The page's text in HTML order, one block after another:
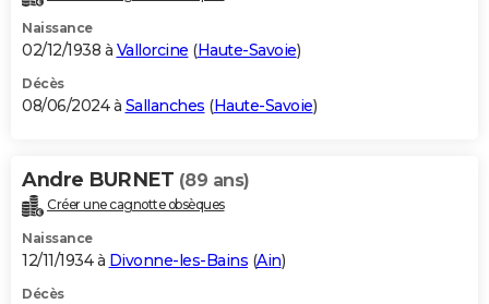
Naissance
02/12/1938 à Vallorcine (Haute-Savoie)
Décès
08/06/2024 à Sallanches (Haute-Savoie)
Andre BURNET (89 ans)
Créer une cagnotte obsèques
Naissance
12/11/1934 à Divonne-les-Bains (Ain)
Décès